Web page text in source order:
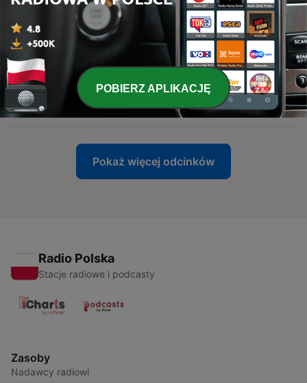
05 kwi 2023
67 - 20230211 法蘭西歌仔第17集：法蘭西今集會介紹嘅歌
係…Hello___
11 lut 2023
66 - 20230109 活恩電台(第四期) 第1集 主持：Peter,
Audrey, 特別嘉賓：西西
06 lut 2023
Pokaż więcej odcinków
Radio Polska
Stacje radiowe i podcasty
Zasoby
Nadawcy radiowi
POBIERZ APLIKACJĘ